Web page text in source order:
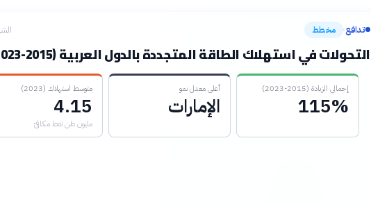
تدافع› مخطط
التحولات في استهلاك الطاقة المتجددة بالدول العربية (2015-2023)
إجمالي الزيادة (2015-2023)
115%
أعلى معدل نمو
الإمارات
متوسط استهلاك (2023)
4.15
مليون طن نفط مكافئ